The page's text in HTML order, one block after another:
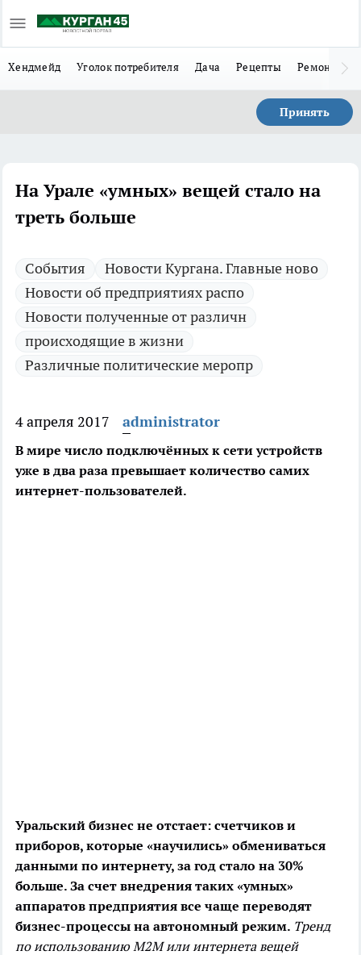
Хендмейд Уголок потребителя Дача Рецепты Ремонт
Принять
На Урале «умных» вещей стало на
треть больше
Cобытия
Новости Кургана. Главные ново
Новости об предприятиях распо
Новости полученные от различн
происходящие в жизни
Различные политические меропр
4 апреля 2017 administrator
В мире число подключённых к сети устройств
уже в два раза превышает количество самих
интернет-пользователей.
Уральский бизнес не отстает: счетчиков и
приборов, которые «научились» обмениваться
данными по интернету, за год стало на 30%
больше. За счет внедрения таких «умных»
аппаратов предприятия все чаще переводят
бизнес-процессы на автономный режим. Тренд
по использованию М2М или интернета вещей